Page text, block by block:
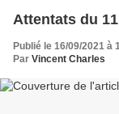
Attentats du
Publié le 16/09/2021 à
Par Vincent Charles